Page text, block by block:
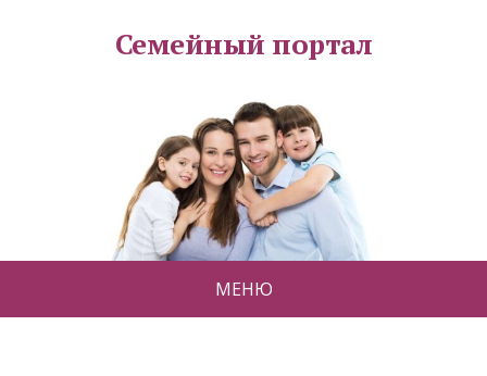
Семейный портал
МЕНЮ